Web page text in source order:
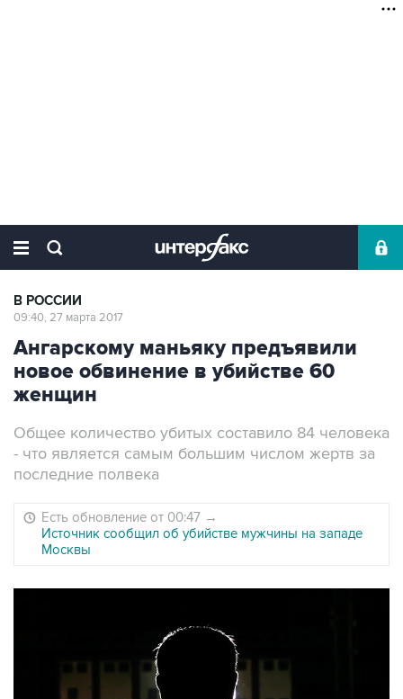
В РОССИИ
09:40, 27 марта 2017
Ангарскому маньяку предъявили
новое обвинение в убийстве 60
женщин
Общее количество убитых составило 84 человека
- что является самым большим числом жертв за
последние полвека
Есть обновление от 00:47 →
Источник сообщил об убийстве мужчины на западе
Москвы